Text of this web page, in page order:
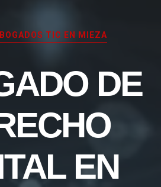
TIC EN MIEZA
DE
EN